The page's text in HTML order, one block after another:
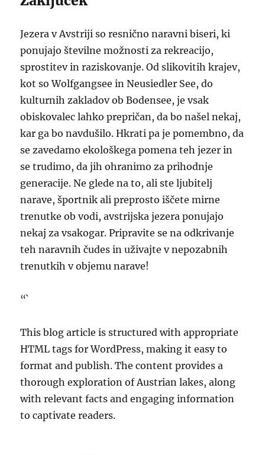
Jezera v Avstriji so resnično naravni biseri, ki
ponujajo številne možnosti za rekreacijo,
sprostitev in raziskovanje. Od slikovitih krajev,
kot so Wolfgangsee in Neusiedler See, do
kulturnih zakladov ob Bodensee, je vsak
obiskovalec lahko prepričan, da bo našel nekaj,
kar ga bo navdušilo. Hkrati pa je pomembno, da
se zavedamo ekološkega pomena teh jezer in
se trudimo, da jih ohranimo za prihodnje
generacije. Ne glede na to, ali ste ljubitelj
narave, športnik ali preprosto iščete mirne
trenutke ob vodi, avstrijska jezera ponujajo
nekaj za vsakogar. Pripravite se na odkrivanje
teh naravnih čudes in uživajte v nepozabnih
trenutkih v objemu narave!
“`
This blog article is structured with appropriate
HTML tags for WordPress, making it easy to
format and publish. The content provides a
thorough exploration of Austrian lakes, along
with relevant facts and engaging information
to captivate readers.